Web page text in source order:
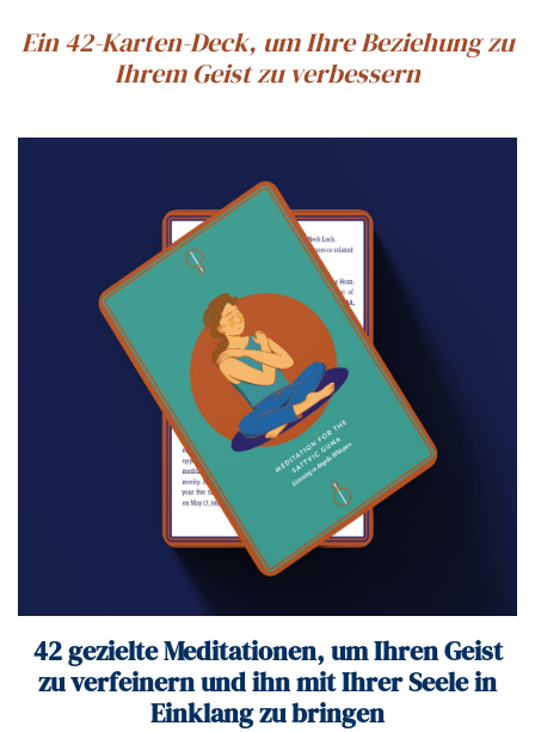
Ein 42-Karten-Deck, um Ihre Beziehung zu
Ihrem Geist zu verbessern
42 gezielte Meditationen, um Ihren Geist
zu verfeinern und ihn mit Ihrer Seele in
Einklang zu bringen